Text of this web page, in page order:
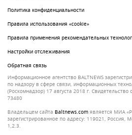
Политика конфиденциальности
Правила использования «cookie»
Правила применения рекомендательных
Настройки отслеживания
Обратная связь
Информационное агентство BALTNEWS
по надзору в сфере связи, информационных
(Роскомнадзор) 17 августа 2018 г.
73480
Владельцем сайта
baltnews.com является МИА
зарегистрированное по адресу: 119021, Россия,
1,2.3.